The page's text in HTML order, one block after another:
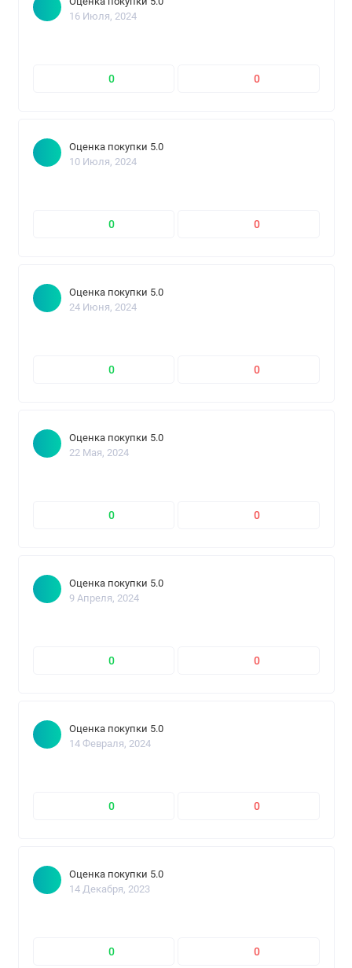
16 Июля, 2024
0 0
Оценка покупки 5.0
10 Июля, 2024
0 0
Оценка покупки 5.0
24 Июня, 2024
0 0
Оценка покупки 5.0
22 Мая, 2024
0 0
Оценка покупки 5.0
9 Апреля, 2024
0 0
Оценка покупки 5.0
14 Февраля, 2024
0 0
Оценка покупки 5.0
14 Декабря, 2023
0 0